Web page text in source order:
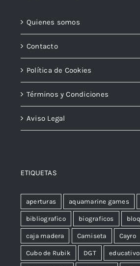
Quienes somos
Contacto
Política de Cookies
Términos y Condiciones
Aviso Legal
ETIQUETAS
aperturas aquamarine games
bibliografico biograficos
caja madera Camiseta Cayro
Cubo de Rubik DGT